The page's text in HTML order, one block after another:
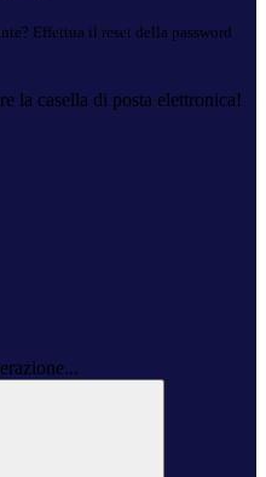
Effettua il reset della password
la casella di posta elettronica!